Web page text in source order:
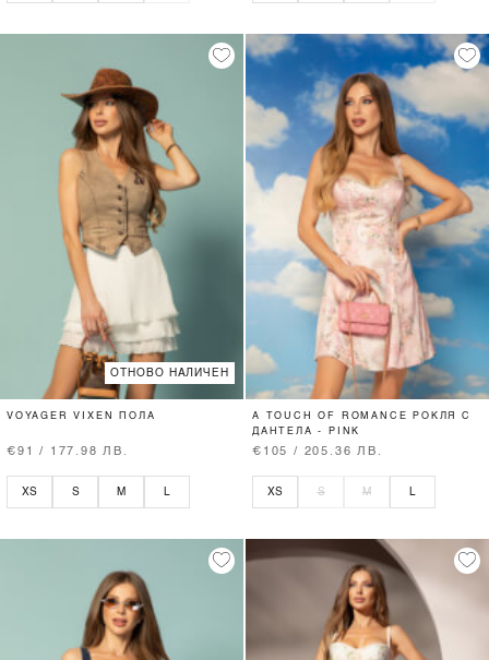
ОТНОВО НАЛИЧЕН
VOYAGER VIXEN ПОЛА
€91 / 177.98 ЛВ.
XS S M
A TOUCH OF ROMANCE РОКЛЯ С
ДАНТЕЛА - PINK
€105 / 205.36 ЛВ.
XS S M